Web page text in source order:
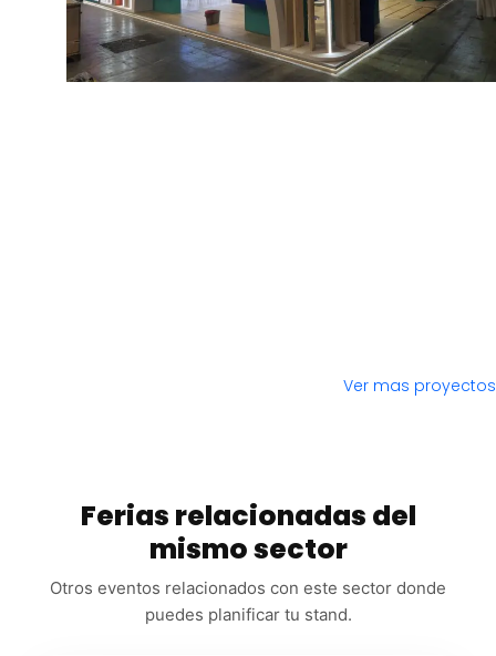
Ver mas proyectos
Ferias relacionadas del
mismo sector
Otros eventos relacionados con este sector donde
puedes planificar tu stand.